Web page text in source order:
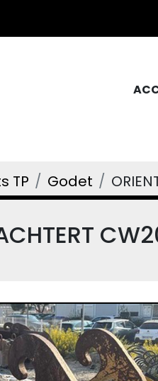
TP Godet